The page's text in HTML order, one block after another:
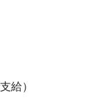
給）